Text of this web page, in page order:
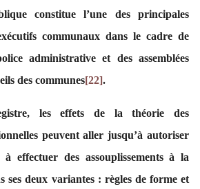
constitue l’une des principales
communaux dans le cadre de
administrative et des assemblées
des communes[22].
les effets de la théorie des
peuvent aller jusqu’à autoriser
effectuer des assouplissements à la
ses deux variantes : règles de forme et